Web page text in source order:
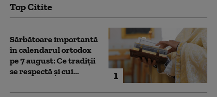
Top Citite
1
Sărbătoare importantă
în calendarul ortodox
pe 7 august: Ce tradiții
se respectă și cui...